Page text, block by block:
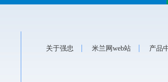
关于强忠 米兰网web站 产品